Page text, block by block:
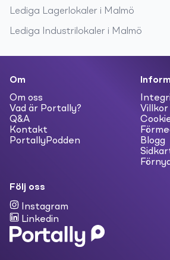
Lediga Lagerlokaler i Malmö
Lediga Industrilokaler i Malmö
Om
Om oss
Vad är Portally?
Q&A
Kontakt
PortallyPodden
Villkor
Blogg
Följ oss
Instagram
Linkedin